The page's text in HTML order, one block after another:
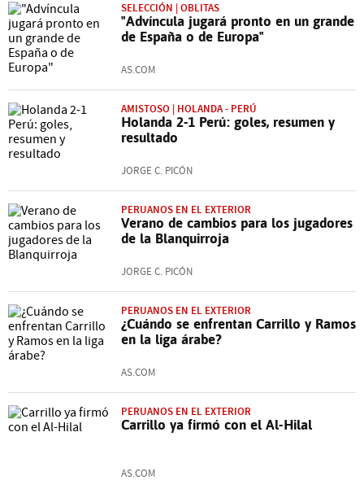
SELECCIÓN | OBLITAS
"Advíncula jugará pronto en un grande
de España o de Europa"
AS.COM
AMISTOSO | HOLANDA - PERÚ
Holanda 2-1 Perú: goles, resumen y
resultado
JORGE C. PICÓN
PERUANOS EN EL EXTERIOR
Verano de cambios para los jugadores
de la Blanquirroja
JORGE C. PICÓN
PERUANOS EN EL EXTERIOR
¿Cuándo se enfrentan Carrillo y Ramos
en la liga árabe?
AS.COM
PERUANOS EN EL EXTERIOR
Carrillo ya firmó con el Al-Hilal
AS.COM